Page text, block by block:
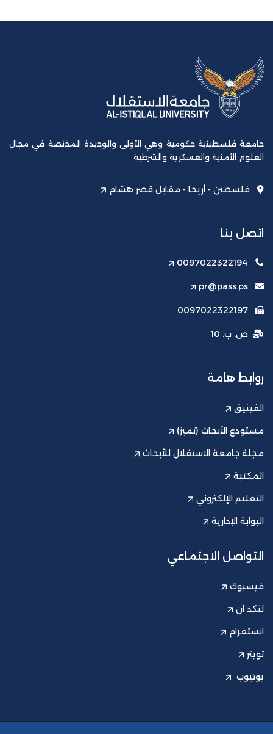
جامعة فلسطينية حكومية وهي الأولى والوحيدة المختصة في مجال
العلوم الأمنية والعسكرية والشرطية
فلسطين - أريحا - مقابل قصر هشام
اتصل بنا
0097022322194
pr@pass.ps
0097022322197
ص. ب. 10
روابط هامة
الفينيق
مستودع الأبحاث (تميز)
مجلة جامعة الاستقلال للأبحاث
المكتبة
التعليم الإلكتروني
البوابة الإدارية
التواصل الاجتماعي
فيسبوك
لنكد ان
انستغرام
تويتر
يوتيوب